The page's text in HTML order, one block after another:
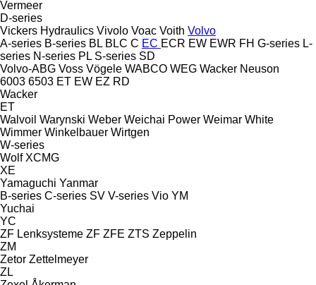
Vermeer
D-series
Vickers Hydraulics Vivolo Voac Voith Volvo
A-series B-series BL BLC C EC ECR EW EWR FH G-series L-
series N-series PL S-series SD
Volvo-ABG Voss Vögele WABCO WEG Wacker Neuson
6003 6503 ET EW EZ RD
Wacker
ET
Walvoil Warynski Weber Weichai Power Weimar White
Wimmer Winkelbauer Wirtgen
W-series
Wolf XCMG
XE
Yamaguchi Yanmar
B-series C-series SV V-series Vio YM
Yuchai
YC
ZF Lenksysteme ZF ZFE ZTS Zeppelin
ZM
Zetor Zettelmeyer
ZL